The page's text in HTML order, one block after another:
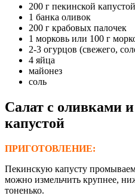
200 г пекинской капустой
1 банка оливок
200 г крабовых палочек
1 морковь или 100 г
2-3 огурцов (свежего,
4 яйца
майонез
соль
Салат с оливками
капустой
ПРИГОТОВЛЕНИЕ:
Пекинскую капусту
можно измельчить крупнее,
тоненько.